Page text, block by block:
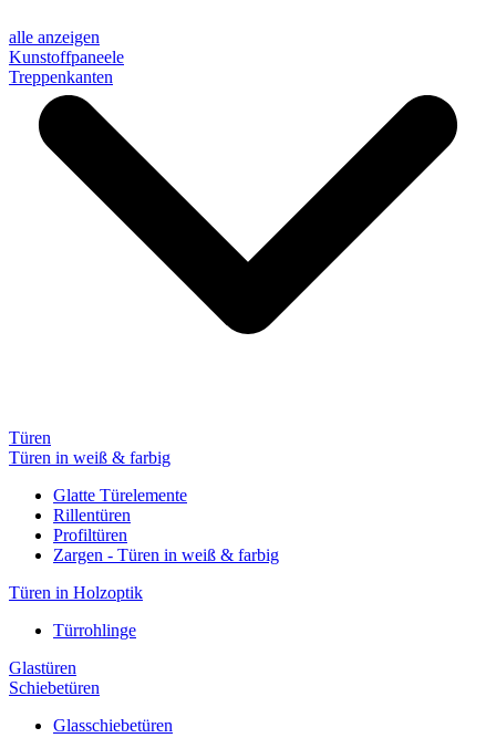
alle anzeigen
Kunstoffpaneele
Treppenkanten
Türen
Türen in weiß & farbig
Glatte Türelemente
Rillentüren
Profiltüren
Zargen - Türen in weiß & farbig
Türen in Holzoptik
Türrohlinge
Glastüren
Schiebetüren
Glasschiebetüren